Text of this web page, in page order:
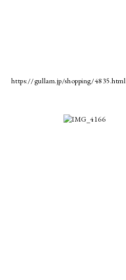
https://gullam.jp/shopping/4835.html